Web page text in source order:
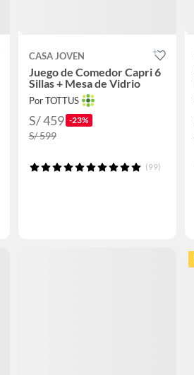
CASA JOVEN
Juego de Comedor Capri 6
Sillas + Mesa de Vidrio
Por TOTTUS
S/ 459 -23%
S/ 599
(99)